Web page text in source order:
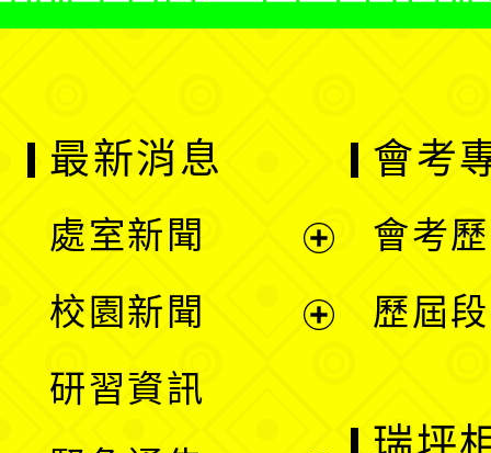
最新消息
處室新聞
校園新聞
研習資訊
會考
會考
歷屆